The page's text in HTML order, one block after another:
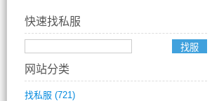
快速找私服
网站分类
找私服 (721)